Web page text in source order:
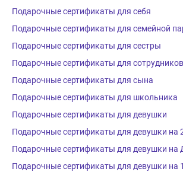
Подарочные сертификаты для себя
Подарочные сертификаты для семейной
Подарочные сертификаты для сестры
Подарочные сертификаты для сотрудников
Подарочные сертификаты для сына
Подарочные сертификаты для школьника
Подарочные сертификаты для девушки
Подарочные сертификаты для девушки на
Подарочные сертификаты для девушки на
Подарочные сертификаты для девушки на